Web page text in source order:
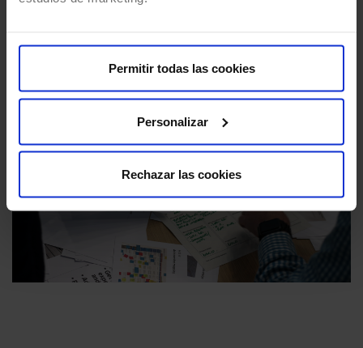
Permitir todas las cookies
Personalizar
Rechazar las cookies